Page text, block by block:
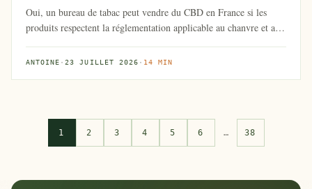
Oui, un bureau de tabac peut vendre du CBD en France si les
produits respectent la réglementation applicable au chanvre et aux
ANTOINE ·23 JUILLET 2026 · 14 MIN
1 2 3 4 5 6 … 38